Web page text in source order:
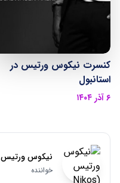
کنسرت نیکوس ورتیس در
استانبول
۶ آذر ۱۴۰۴
نیکوس ورتیس
خواننده